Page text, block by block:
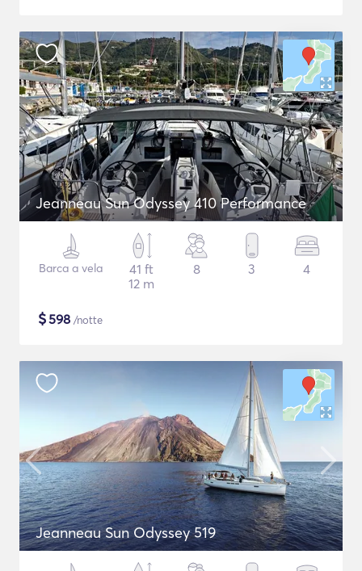
Jeanneau Sun Odyssey 410 Performance
Barca a vela
41 ft
12 m
8 3 4
$598 /notte
Jeanneau Sun Odyssey 519